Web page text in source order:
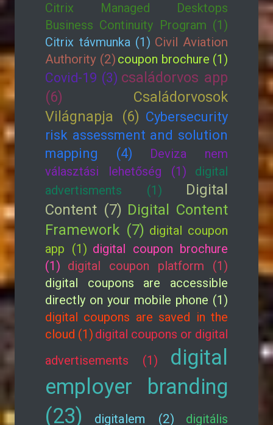
Citrix Managed Desktops
Business Continuity Program (1)
Citrix távmunka (1) Civil Aviation
Authority (2) coupon brochure (1)
Covid-19 (3) családorvos app
(6)
Családorvosok
Világnapja (6) Cybersecurity
risk assessment and solution
mapping (4)
Deviza nem
választási lehetőség (1)
digital
advertisments (1)
Digital
Content (7) Digital Content
Framework (7) digital coupon
app (1) digital coupon brochure
(1) digital coupon platform (1)
digital coupons are accessible
directly on your mobile phone (1)
digital coupons are saved in the
cloud (1) digital coupons or digital
advertisements (1)
digital
employer branding
(23)
digitalem (2) digitális